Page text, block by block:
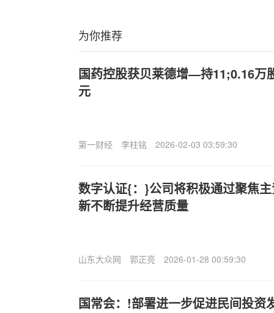
为你推荐
国药控股获贝莱德增—持11;0.16万
元
第一财经 李柱铭 2026-02-03 03:59:30
数字认证{：}公司将积极通过聚焦
新不断提升经营质量
山东大众网 郭正亮 2026-01-28 00:59:30
国常会：!部署进一步促进民间投资